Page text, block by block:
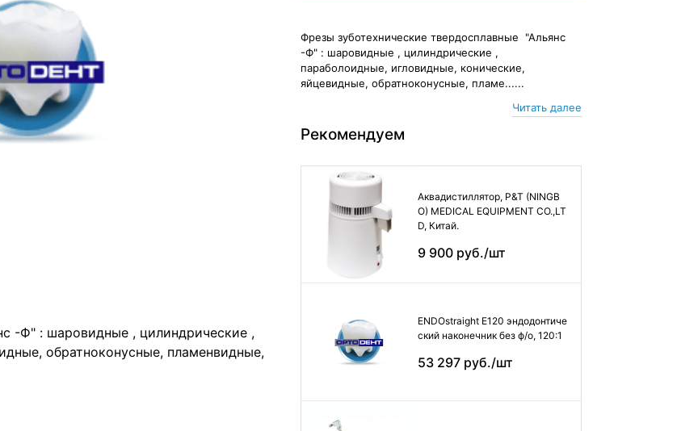
-Ф" : шаровидные , цилиндрические ,
обратноконусные, пламенвидные,
Фрезы зуботехнические твердосплавные "Альянс
-Ф" : шаровидные , цилиндрические ,
параболоидные, игловидные, конические,
яйцевидные, обратноконусные, пламе......
Читать далее
Рекомендуем
Аквадистиллятор, P&T (NINGB
O) MEDICAL EQUIPMENT CO.,LT
D, Китай.
9 900 руб./шт
ENDOstraight E120 эндодонтиче
ский наконечник без ф/о, 120:1
53 297 руб./шт